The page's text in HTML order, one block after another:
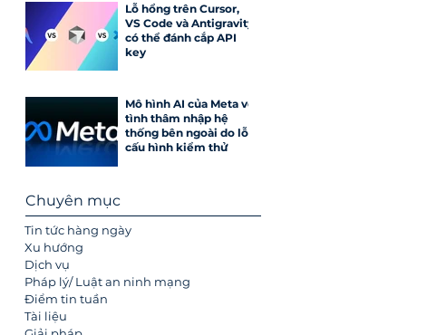
Lỗ hổng trên Cursor,
VS Code và Antigravity
có thể đánh cắp API
key
Mô hình AI của Meta vô
tình thâm nhập hệ
thống bên ngoài do lỗi
cấu hình kiểm thử
Chuyên mục
Tin tức hàng ngày
Xu hướng
Dịch vụ
Pháp lý/ Luật an ninh mạng
Điểm tin tuần
Tài liệu